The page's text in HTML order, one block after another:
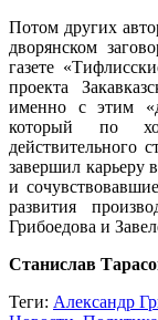
Потом других
дворянском
газете
проекта
именно с этим
который по
действительного
завершил карьеру
и
развития
Грибоедова и
Станислав
Теги: Александр